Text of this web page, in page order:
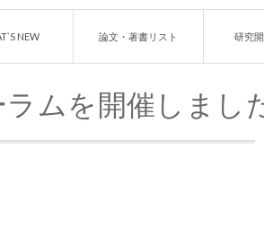
NEW 論文・著書リスト 研究
ムを開催しまし